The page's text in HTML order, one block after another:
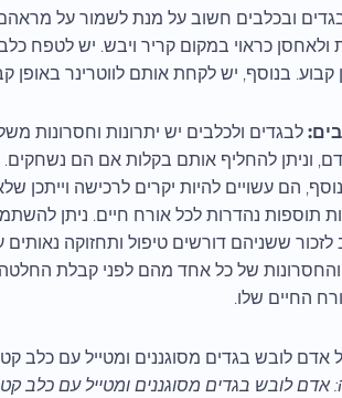
ובכלבים חשוב על מנת לשמור על
כראוי במקום קריר ויבש. יש לטפח
קבוע. בנוסף, יש לקחת אותם לווטרינר באופן
לבגדים ולכלבים יש יתרונות וחסרונות
וניתן להחליף אותם בקלות אם הם
הם עשויים להיות יקרים לרכישה וייתכן
תוספות נהדרות לכל אורח חיים. ניתן
לזכור ששניהם דורשים טיפול ותחזוקה
של כל אחד מהם לפני קבלת
החיים שלו.
אדם לובש בגדים מסוגננים ומטייל עם כלב